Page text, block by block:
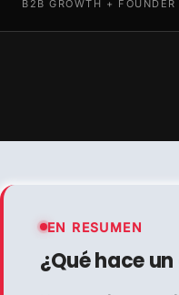
B2B GROWTH + FOUNDER
EN RESUMEN
¿Qué hace